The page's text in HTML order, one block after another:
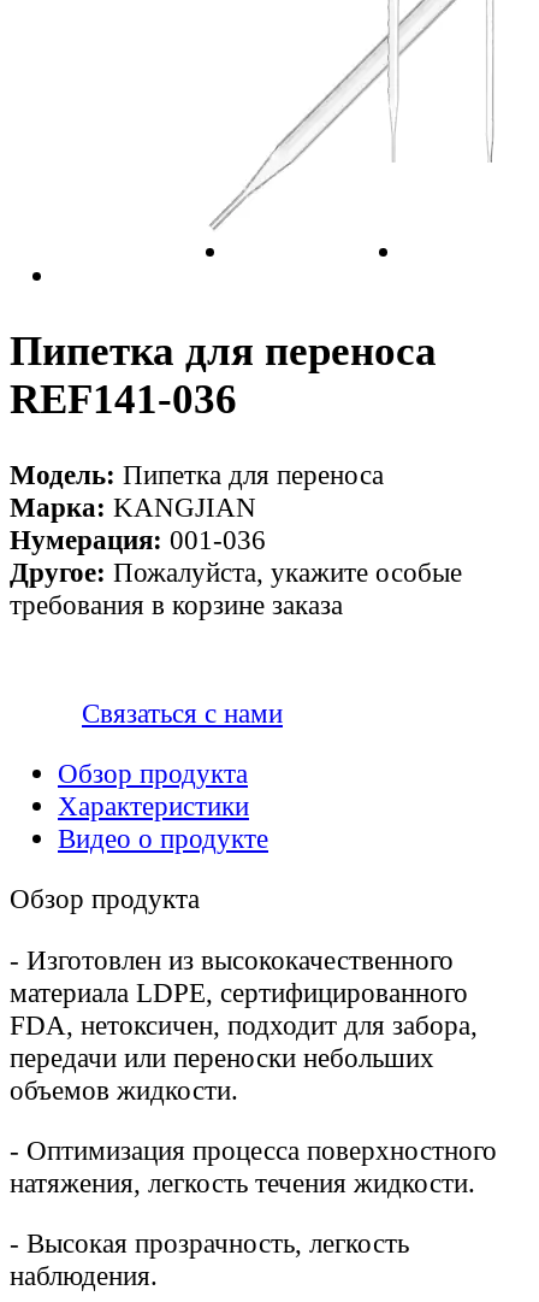
Пипетка для переноса
REF141-036
Модель: Пипетка для переноса
Марка: KANGJIAN
Нумерация: 001-036
Другое: Пожалуйста, укажите особые
требования в корзине заказа
Связаться с нами
Обзор продукта
Характеристики
Видео о продукте
Обзор продукта
- Изготовлен из высококачественного
материала LDPE, сертифицированного
FDA, нетоксичен, подходит для забора,
передачи или переноски небольших
объемов жидкости.
- Оптимизация процесса поверхностного
натяжения, легкость течения жидкости.
- Высокая прозрачность, легкость
наблюдения.